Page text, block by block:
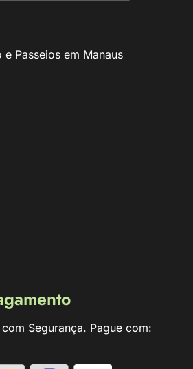
Passeios em Manaus
Segurança. Pague com: